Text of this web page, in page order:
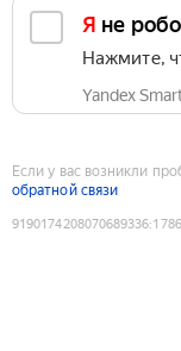
Я не
Нажмите,
Yandex
Если у вас возникли
обратной связи
9190174208070689336: